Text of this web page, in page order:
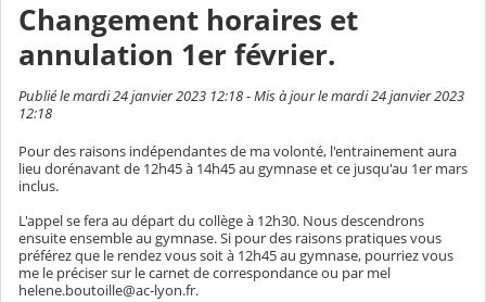
Changement horaires et
annulation 1er février.
Publié le mardi 24 janvier 2023 12:18 - Mis à jour le mardi 24 janvier 2023
12:18
Pour des raisons indépendantes de ma volonté, l'entrainement aura
lieu dorénavant de 12h45 à 14h45 au gymnase et ce jusqu'au 1er mars
inclus.
L'appel se fera au départ du collège à 12h30. Nous descendrons
ensuite ensemble au gymnase. Si pour des raisons pratiques vous
préférez que le rendez vous soit à 12h45 au gymnase, pourriez vous
me le préciser sur le carnet de correspondance ou par mel
helene.boutoille@ac-lyon.fr.